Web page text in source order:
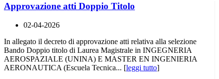
Approvazione atti Doppio Titolo
02-04-2026
In allegato il decreto di approvazione atti relativa alla selezione
Bando Doppio titolo di Laurea Magistrale in INGEGNERIA
AEROSPAZIALE (UNINA) E MASTER EN INGENIERIA
AERONAUTICA (Escuela Tecnica... [leggi tutto]